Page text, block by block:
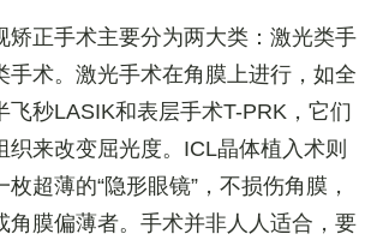
矫正手术主要分为两大类：激光类手
手术。激光手术在角膜上进行，如全
飞秒LASIK和表层手术T-PRK，它们
织来改变屈光度。ICL晶体植入术则
超薄的“隐形眼镜”，不损伤角膜，
角膜偏薄者。手术并非人人适合，要